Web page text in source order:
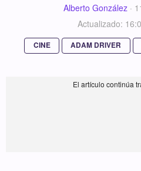
Alberto González·
Actualizado:
CINE ADAM DRIVER